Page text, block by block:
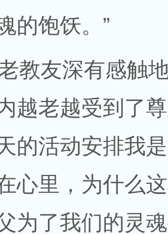
的饱饫。”
教友深有感触
越老越受到了
的活动安排我
心里，为什么
为了我们的灵